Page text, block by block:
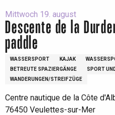
Mittwoch 19. august
Descente de la
paddle
WASSERSPORT KAJAK
BETREUTE SPAZIERGÄNGE
SPORT
WANDERUNGEN/STREIFZÜGE
Centre nautique de la Côte
76450 Veulettes-sur-Mer